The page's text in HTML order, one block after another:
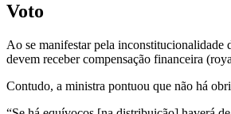
Voto
Ao se manifestar pela inconstitucionalidade
devem receber compensação financeira
Contudo, a ministra pontuou que não há